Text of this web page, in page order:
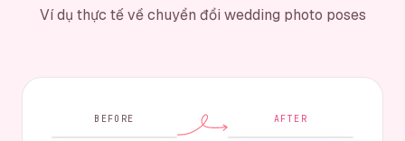
Ví dụ thực tế về chuyển đổi wedding photo poses
BEFORE AFTER